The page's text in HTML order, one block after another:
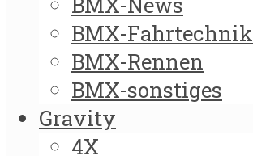
BMX-Fahrtechnik
BMX-Rennen
BMX-sonstiges
Gravity
4X